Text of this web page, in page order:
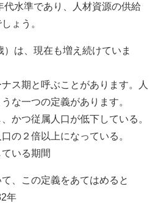
水準であり、人材資源の供給
ょう。
は、現在も増え続けていま
ス期と呼ぶことがあります。人
な一つの定義があります。
かつ従属人口が低下している。
の２倍以上になっている。
いる期間
、この定義をあてはめると
年